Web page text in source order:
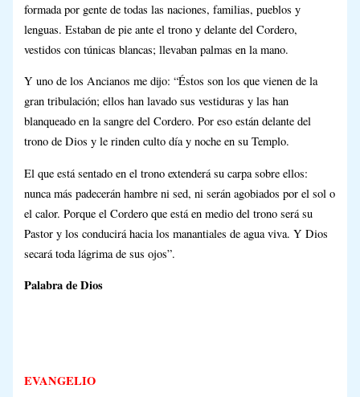
formada por gente de todas las naciones, familias, pueblos y
lenguas. Estaban de pie ante el trono y delante del Cordero,
vestidos con túnicas blancas; llevaban palmas en la mano.
Y uno de los Ancianos me dijo: “Éstos son los que vienen de la
gran tribulación; ellos han lavado sus vestiduras y las han
blanqueado en la sangre del Cordero. Por eso están delante del
trono de Dios y le rinden culto día y noche en su Templo.
El que está sentado en el trono extenderá su carpa sobre ellos:
nunca más padecerán hambre ni sed, ni serán agobiados por el sol o
el calor. Porque el Cordero que está en medio del trono será su
Pastor y los conducirá hacia los manantiales de agua viva. Y Dios
secará toda lágrima de sus ojos”.
Palabra de Dios
EVANGELIO